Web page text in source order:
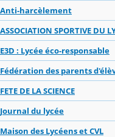
Anti-harcèlement
ASSOCIATION SPORTIVE DU
E3D : Lycée éco-responsable
Fédération des parents
FETE DE LA SCIENCE
Journal du lycée
Maison des Lycéens et CVL